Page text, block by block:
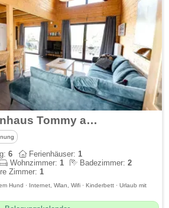
5 Sterne Ferienhaus Tommy am idyllischen Waldsee Rieden
6 Ferienhäuser:1
Wohnzimmer:1 Badezimmer:2
Zimmer:1
Hund · Internet, Wlan, Wifi · Kinderbett · Urlaub mit